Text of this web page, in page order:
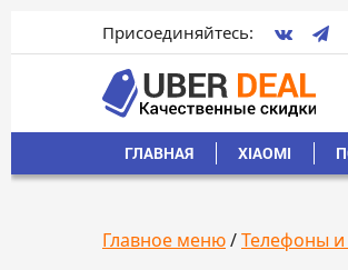
Присоединяйтесь:
ГЛАВНАЯ XIAOMI
Главное меню/Телефоны и